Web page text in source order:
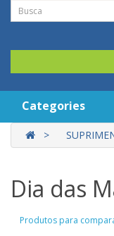
Categories
Dia das
Produtos para